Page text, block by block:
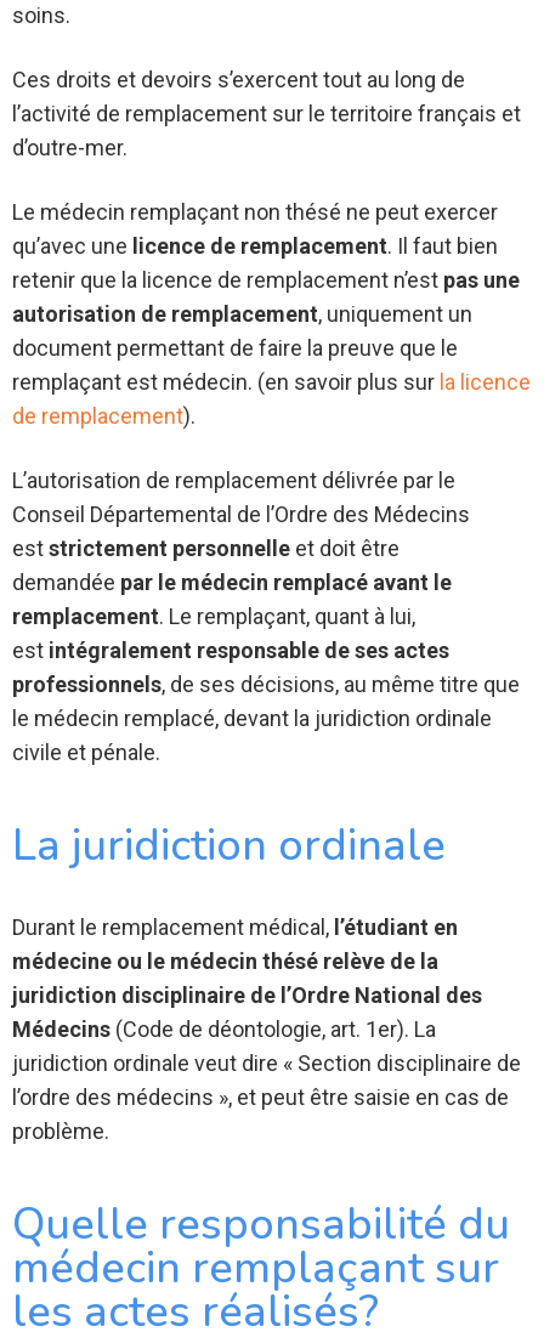
soins.
Ces droits et devoirs s’exercent tout au long de
l’activité de remplacement sur le territoire français et
d’outre-mer.
Le médecin remplaçant non thésé ne peut exercer
qu’avec une licence de remplacement. Il faut bien
retenir que la licence de remplacement n’est pas une
autorisation de remplacement, uniquement un
document permettant de faire la preuve que le
remplaçant est médecin. (en savoir plus sur la licence
de remplacement).
L’autorisation de remplacement délivrée par le
Conseil Départemental de l’Ordre des Médecins
eststrictement personnelle et doit être
demandée par le médecin remplacé avant le
remplacement. Le remplaçant, quant à lui,
est intégralement responsable de ses actes
professionnels, de ses décisions, au même titre que
le médecin remplacé, devant la juridiction ordinale
civile et pénale.
La juridiction ordinale
Durant le remplacement médical, l’étudiant en
médecine ou le médecin thésé relève de la
juridiction disciplinaire de l’Ordre National des
Médecins (Code de déontologie, art. 1er). La
juridiction ordinale veut dire « Section disciplinaire de
l’ordre des médecins », et peut être saisie en cas de
problème.
Quelle responsabilité du
médecin remplaçant sur
les actes réalisés?